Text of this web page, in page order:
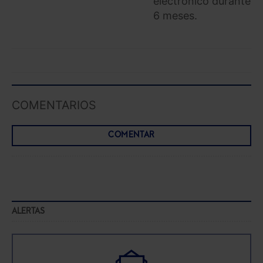
6 meses.
COMENTARIOS
COMENTAR
ALERTAS